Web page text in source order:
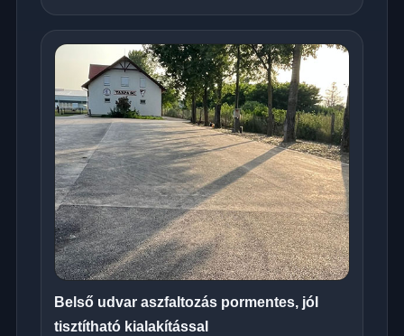
Belső udvar aszfaltozás pormentes, jól
tisztítható kialakítással